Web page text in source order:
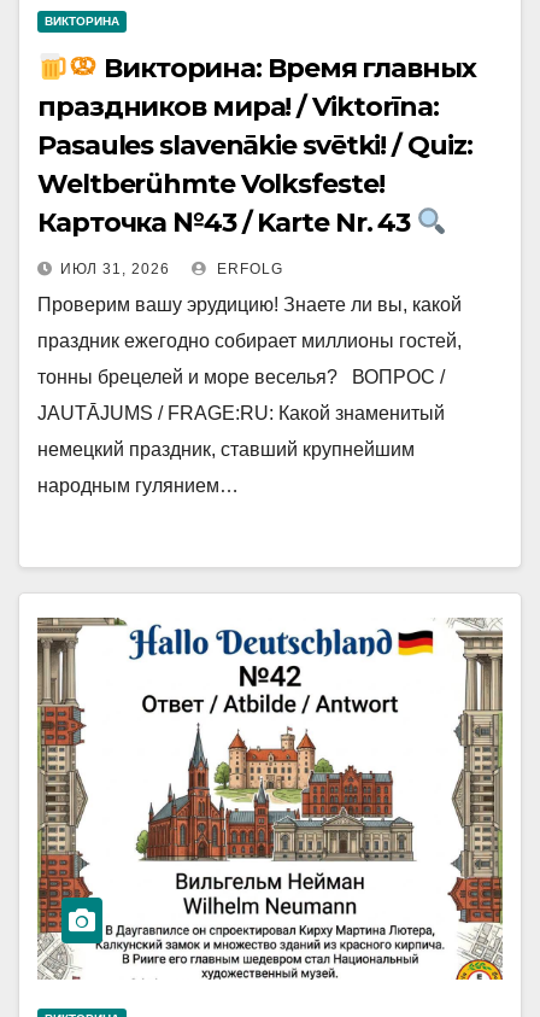
ВИКТОРИНА
Викторина: Время главных
праздников мира! / Viktorīna:
Pasaules slavenākie svētki! / Quiz:
Weltberühmte Volksfeste!
Карточка №43 / Karte Nr. 43
ИЮЛ 31, 2026 ERFOLG
Проверим вашу эрудицию! Знаете ли вы, какой
праздник ежегодно собирает миллионы гостей,
тонны брецелей и море веселья? ВОПРОС /
JAUTĀJUMS / FRAGE:RU: Какой знаменитый
немецкий праздник, ставший крупнейшим
народным гулянием…